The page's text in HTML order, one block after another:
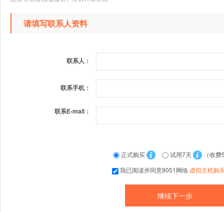
请填写联系人资料
联系人：
联系手机：
联系E-mail：
正式购买 试用7天
（收费
我已阅读并同意9051网络 虚拟主机购